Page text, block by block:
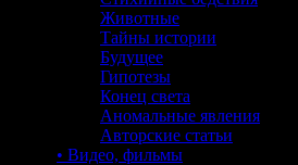
Животные
Тайны истории
Будущее
Гипотезы
Конец света
Аномальные явления
Авторские статьи
• Видео, фильмы